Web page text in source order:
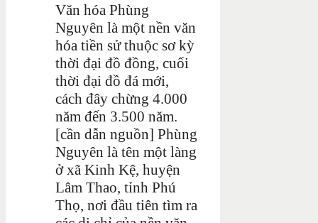
Văn hóa Phùng
Nguyên là một nền văn
hóa tiền sử thuộc sơ kỳ
thời đại đồ đồng, cuối
thời đại đồ đá mới,
cách đây chừng 4.000
năm đến 3.500 năm.
[cần dẫn nguồn] Phùng
Nguyên là tên một làng
ở xã Kinh Kệ, huyện
Lâm Thao, tỉnh Phú
Thọ, nơi đầu tiên tìm ra